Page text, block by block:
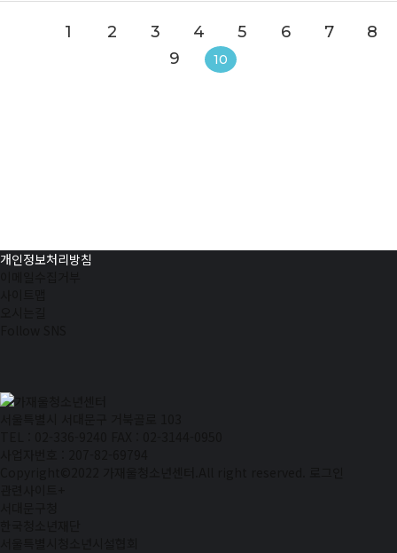
1 2 3 4 5 6 7
8
9
10
개인정보처리방침